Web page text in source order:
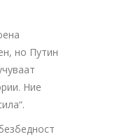
но Путин
Ние